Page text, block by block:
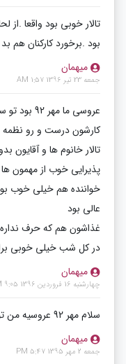
تالار خوبی بود واقعا
بود .برخورد کارکنان هم
میهمان
جمعه 23 تیر 1396 1:57 AM
عروسی ما مهر 92 بود تو سالن 400 نفره، همه چی عالی بود
کارشون درست و رو نظمه
تالار خانوم ها و آقایون
پذیرایی خوب از مهمون ها
خواننده هم خیلی خوب بود
عالی بود
غذاشون هم که حرف
در کل شب خیلی خوبی
میهمان
چهارشنبه 16 فروردین 1396 9:05 AM
سلام مهر 92 عروسیه من تو سیاره بود و جمعا تالار خوبی بود
میهمان
جمعه 2 مهر 1395 5:47 PM